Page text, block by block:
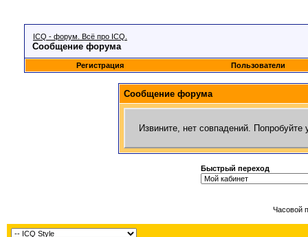
ICQ - форум. Всё про ICQ.
Сообщение форума
Регистрация Пользователи
Сообщение форума
Извините, нет совпадений.
Быстрый переход
Часовой